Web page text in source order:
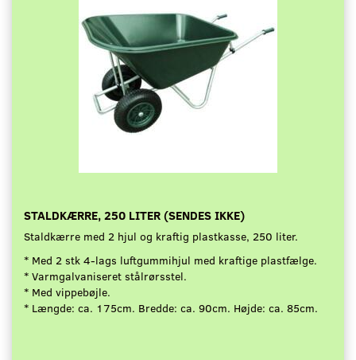
STALDKÆRRE, 250 LITER (SENDES IKKE)
Staldkærre med 2 hjul og kraftig plastkasse, 250 liter.
* Med 2 stk 4-lags luftgummihjul med kraftige plastfælge.
* Varmgalvaniseret stålrørsstel.
* Med vippebøjle.
* Længde: ca. 175cm. Bredde: ca. 90cm. Højde: ca. 85cm.